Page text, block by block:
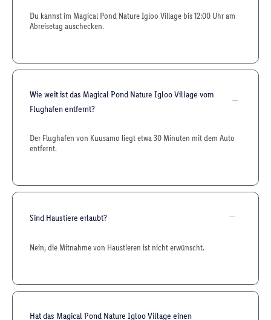
Du kannst im Magical Pond Nature Igloo Village bis 12:00 Uhr am
Abreisetag auschecken.
Wie weit ist das Magical Pond Nature Igloo Village vom
Flughafen entfernt?
Der Flughafen von Kuusamo liegt etwa 30 Minuten mit dem Auto
entfernt.
Sind Haustiere erlaubt?
Nein, die Mitnahme von Haustieren ist nicht erwünscht.
Hat das Magical Pond Nature Igloo Village einen